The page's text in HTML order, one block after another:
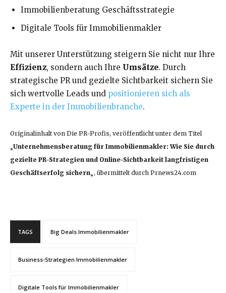
Immobilienberatung Geschäftsstrategie
Digitale Tools für Immobilienmakler
Mit unserer Unterstützung steigern Sie nicht nur Ihre
Effizienz, sondern auch Ihre Umsätze. Durch
strategische PR und gezielte Sichtbarkeit sichern Sie
sich wertvolle Leads und positionieren sich als
Experte in der Immobilienbranche.
Originalinhalt von Die PR-Profis, veröffentlicht unter dem Titel
Unternehmensberatung für Immobilienmakler: Wie Sie durch
gezielte PR-Strategien und Online-Sichtbarkeit langfristigen
Geschäftserfolg sichern „, übermittelt durch Prnews24.com
TAGS Big Deals Immobilienmakler
Business-Strategien Immobilienmakler
Digitale Tools für Immobilienmakler